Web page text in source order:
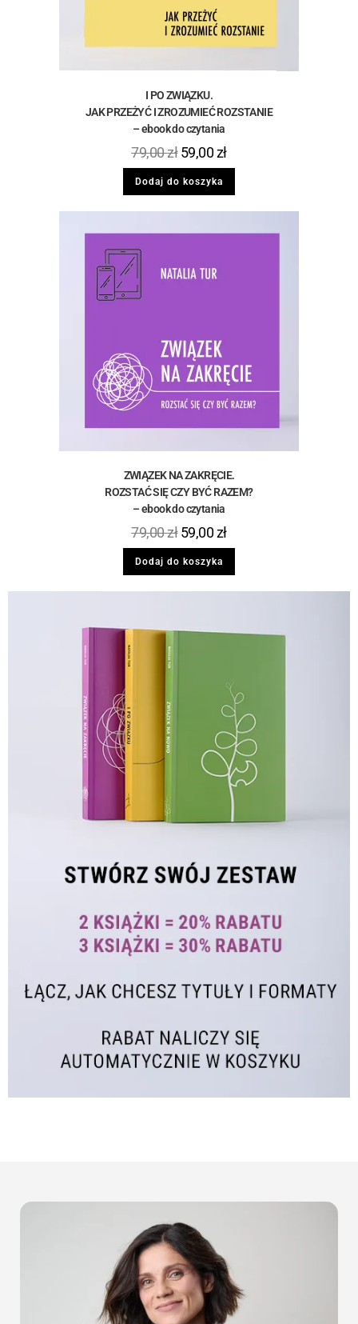
I PO ZWIĄZKU.
JAK PRZEŻYĆ I ZROZUMIEĆ ROZSTANIE
– ebook do czytania
79,00zł 59,00zł
Dodaj do koszyka
ZWIĄZEK NA ZAKRĘCIE.
ROZSTAĆ SIĘ CZY BYĆ RAZEM?
– ebook do czytania
79,00zł 59,00zł
Dodaj do koszyka